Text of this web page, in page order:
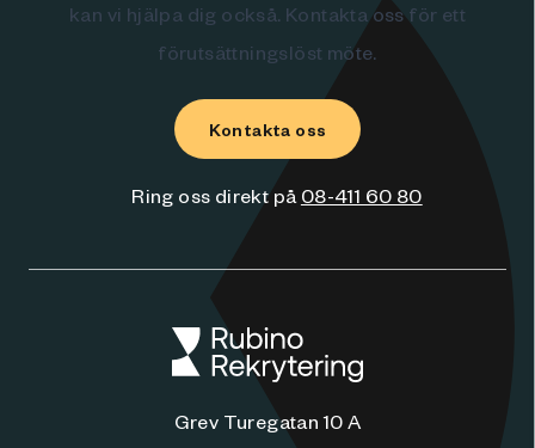
kan vi hjälpa dig också. Kontakta oss för ett
förutsättningslöst möte.
Kontakta oss
Ring oss direkt på 08-411 60 80
Grev Turegatan 10 A